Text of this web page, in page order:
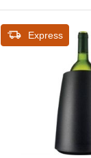
Express